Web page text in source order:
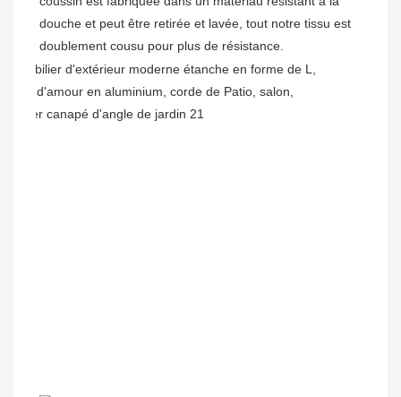
douche et peut être retirée et lavée, tout notre tissu est